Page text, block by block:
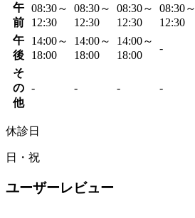
午
前
08:30～
12:30
08:30～
12:30
08:30～
12:30
08:30～
12:30
午
後
14:00～
18:00
14:00～
18:00
14:00～
18:00
-
そ
の
他
- - - -
休診日
日・祝
ユーザーレビュー